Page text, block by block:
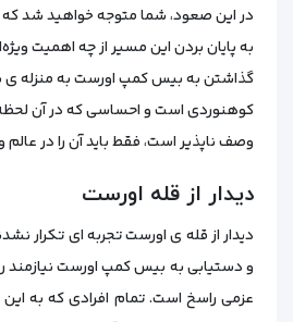
در این صعود، شما متوجه خواهید شد که
به پایان بردن این مسیر از چه اهمیت
گذاشتن به بیس کمپ اورست به‌ منزله ی
کوهنوردی است و احساسی که در آن
وصف ناپذیر است، فقط باید آن را در
دیدار از قله اورست
دیدار از قله ی اورست تجربه‌ ای تکرار
و دستیابی به بیس کمپ اورست نیازمند
عزمی راسخ است. تمام افرادی که به